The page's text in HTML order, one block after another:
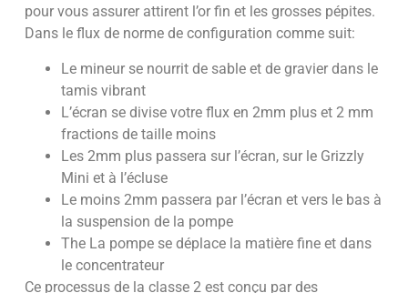
pour vous assurer attirent l’or fin et les grosses pépites.
Dans le flux de norme de configuration comme suit:
Le mineur se nourrit de sable et de gravier dans le
tamis vibrant
L’écran se divise votre flux en 2mm plus et 2 mm
fractions de taille moins
Les 2mm plus passera sur l’écran, sur le Grizzly
Mini et à l’écluse
Le moins 2mm passera par l’écran et vers le bas à
la suspension de la pompe
The La pompe se déplace la matière fine et dans
le concentrateur
Ce processus de la classe 2 est conçu par des